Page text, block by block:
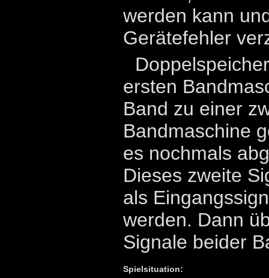
werden kann
Gerätefehler
ersten
Band zu einer
Bandmaschine
es nochmals
Dieses zweite
als
werden. Dann
Signale beider
Spielsituation: